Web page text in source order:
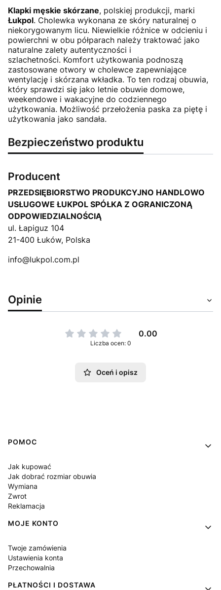
Klapki męskie skórzane, polskiej produkcji, marki
Łukpol. Cholewka wykonana ze skóry naturalnej o
niekorygowanym licu. Niewielkie różnice w odcieniu i
powierchni w obu półparach należy traktować jako
naturalne zalety autentyczności i
szlachetności. Komfort użytkowania podnoszą
zastosowane otwory w cholewce zapewniające
wentylację i skórzana wkładka. To ten rodzaj obuwia,
który sprawdzi się jako letnie obuwie domowe,
weekendowe i wakacyjne do codziennego
użytkowania. Możliwość przełożenia paska za piętę i
użytkowania jako sandała.
Bezpieczeństwo produktu
Producent
PRZEDSIĘBIORSTWO PRODUKCYJNO HANDLOWO
USŁUGOWE ŁUKPOL SPÓŁKA Z OGRANICZONĄ
ODPOWIEDZIALNOŚCIĄ
ul. Łapiguz 104
21-400 Łuków, Polska
info@lukpol.com.pl
Opinie
0.00
Liczba ocen: 0
Oceń i opisz
Linki w stopce
POMOC
Jak kupować
Jak dobrać rozmiar obuwia
Wymiana
Zwrot
Reklamacja
MOJE KONTO
Twoje zamówienia
Ustawienia konta
Przechowalnia
PŁATNOŚCI I DOSTAWA